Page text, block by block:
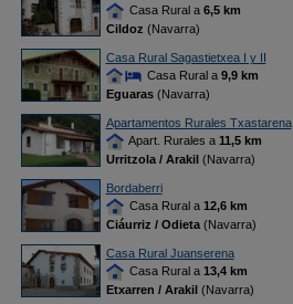
Casa Rural a 6,5 km
Cildoz (Navarra)
Casa Rural Sagastietxea I y II
Casa Rural a 9,9 km
Eguaras(Navarra)
Apartamentos Rurales Txastarena
Apart. Rurales a 11,5 km
Urritzola / Arakil(Navarra)
Bordaberri
Casa Rural a 12,6 km
Ciáurriz / Odieta(Navarra)
Casa Rural Juanserena
Casa Rural a 13,4 km
Etxarren / Arakil(Navarra)